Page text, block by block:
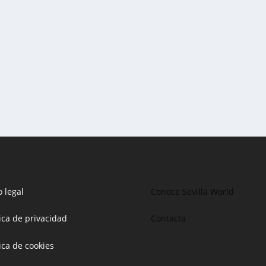
legal
de privacidad
de cookies
Conoce Sevilla World
Contacta